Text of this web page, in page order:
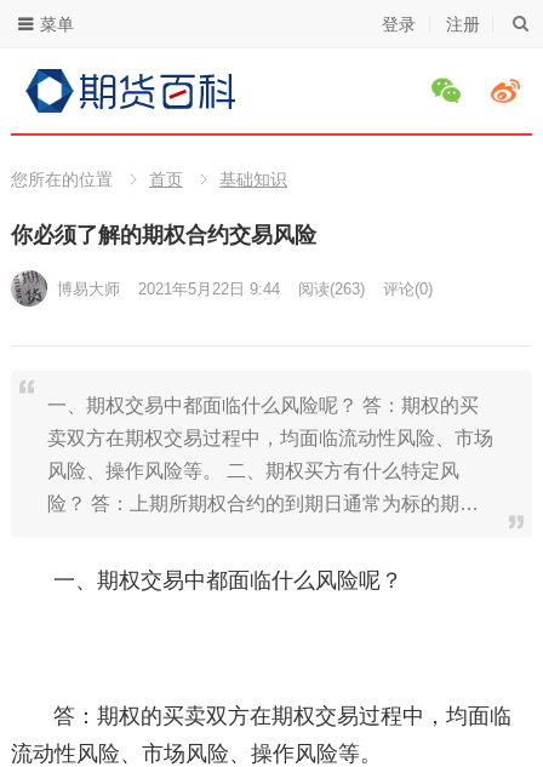
登录 注册
菜单
您所在的位置 首页 基础知识
你必须了解的期权合约交易风险
博易大师 2021年5月22日 9:44 阅读(263) 评论(0)
一、期权交易中都面临什么风险呢？ 答：期权的买
卖双方在期权交易过程中，均面临流动性风险、市场
风险、操作风险等。 二、期权买方有什么特定风
险？ 答：上期所期权合约的到期日通常为标的期…
一、期权交易中都面临什么风险呢？
答：期权的买卖双方在期权交易过程中，均面临
流动性风险、市场风险、操作风险等。